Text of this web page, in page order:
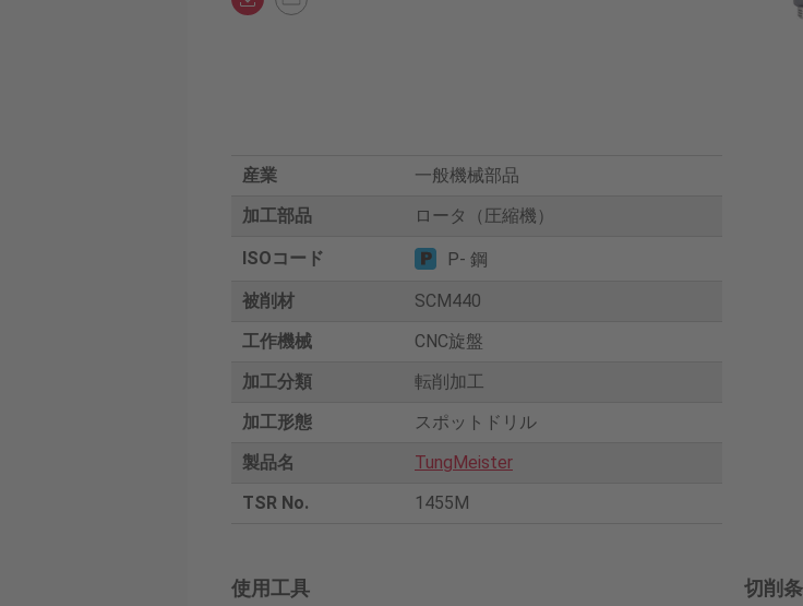
産業
一般機械部品
加工部品
ロータ（圧縮機）
ISOコード
P- 鋼
被削材
SCM440
工作機械
CNC旋盤
加工分類
転削加工
加工形態
スポットドリル
製品名
TungMeister
TSR No.
1455M
使用工具 切削